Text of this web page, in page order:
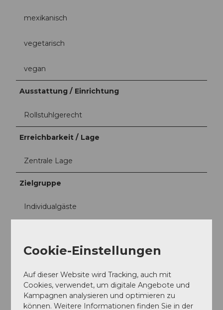
mexikanisch
vegetarisch
vegan
Ausstattung / Einrichtung
Rollstuhlgerecht
Erreichbarkeit / Lage
Zentrale Lage
Zielgruppe
Individualgäste
Betriebseinrichtung
Take Away
Social Media
Cookie-Einstellungen
Auf dieser Website wird Tracking, auch mit
Cookies, verwendet, um digitale Angebote und
Kampagnen analysieren und optimieren zu
können. Weitere Informationen finden Sie in der